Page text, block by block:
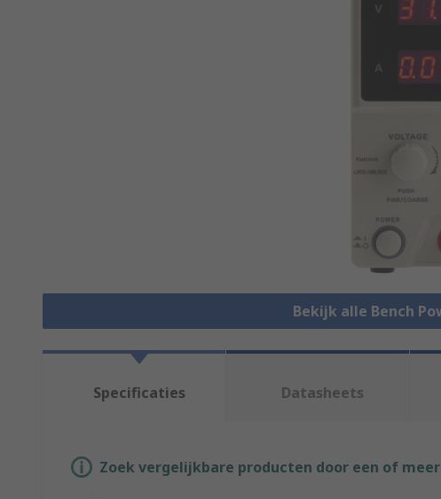
Bekijk alle Bench
Specificaties Datasheets
Zoek vergelijkbare producten door een of